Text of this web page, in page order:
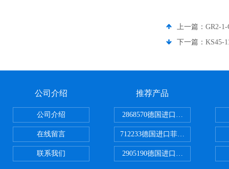
上一篇： GR2-
下一篇： KS45-
公司介绍
公司介绍
在线留言
联系我们
推荐产品
2868570德国进口菲尼克斯电源
712233德国进口菲尼克斯断路器
2905190德国进口菲尼克斯继电器